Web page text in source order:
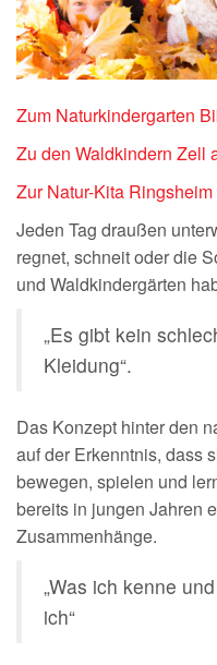
Zum Naturkindergarten
Zu den Waldkindern Zell
Zur Natur-Kita Ringsheim
Jeden Tag draußen
regnet, schneit oder die
und Waldkindergärten
„Es gibt kein
Kleidung“.
Das Konzept hinter den
auf der Erkenntnis, dass
bewegen, spielen und
bereits in jungen Jahren
Zusammenhänge.
„Was ich kenne
ich“